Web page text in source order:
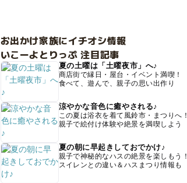
お出かけ家族にイチオシ情報
いこーよとりっぷ 注目記事
夏の土曜は「土曜夜市」へ♪
商店街で縁日・屋台・イベント満喫！
食べて、遊んで、親子の思い出作り
涼やかな音色に癒やされる♪
この夏は浴衣を着て風鈴市・まつりへ！
親子で絵付け体験や絶景を満喫しよう
夏の朝に早起きしておでかけ♪
親子で神秘的なハスの絶景を楽しもう！
スイレンとの違い＆ハスまつり情報も